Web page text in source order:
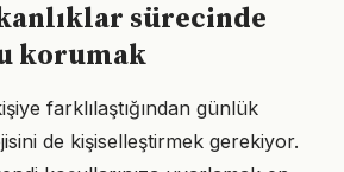
sürecinde
korumak
farklılaştığından günlük
de kişiselleştirmek gerekiyor.